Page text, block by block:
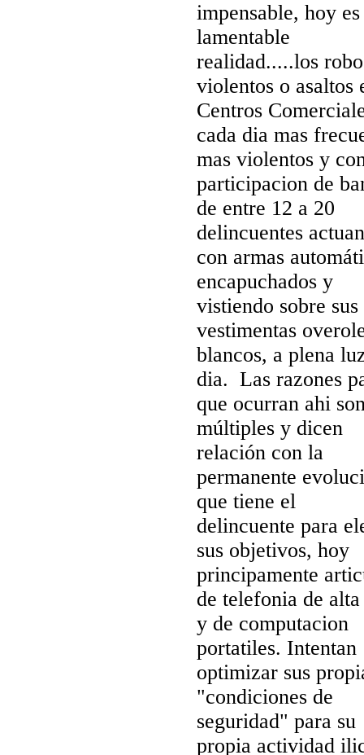
impensable, hoy
lamentable
realidad.....los
violentos o asaltos
Centros
cada dia mas
mas violentos y
participacion de
de entre 12 a 20
delincuentes
con armas
encapuchados y
vistiendo sobre sus
vestimentas
blancos, a plena
dia. Las razones
que ocurran ahi
múltiples y dicen
relación con la
permanente
que tiene el
delincuente para
sus objetivos, hoy
principamente
de telefonia de
y de computacion
portatiles. Intentan
optimizar sus
"condiciones de
seguridad" para su
propia actividad